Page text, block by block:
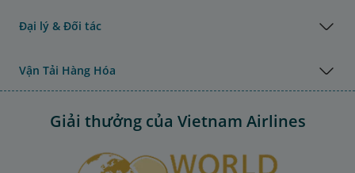
Đại lý & Đối tác
Vận Tải Hàng Hóa
Giải thưởng của Vietnam Airlines